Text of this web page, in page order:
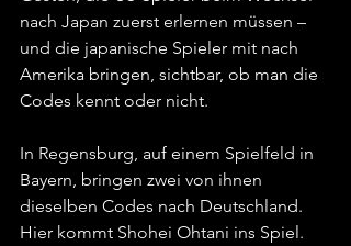
nach Japan zuerst erlernen müssen –
und die japanische Spieler mit nach
Amerika bringen, sichtbar, ob man die
Codes kennt oder nicht.
In Regensburg, auf einem Spielfeld in
Bayern, bringen zwei von ihnen
dieselben Codes nach Deutschland.
Hier kommt Shohei Ohtani ins Spiel.